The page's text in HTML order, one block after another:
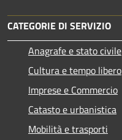
CATEGORIE DI SERVIZIO
Anagrafe e stato civile
Cultura e tempo libero
Imprese e Commercio
Catasto e urbanistica
Mobilità e trasporti